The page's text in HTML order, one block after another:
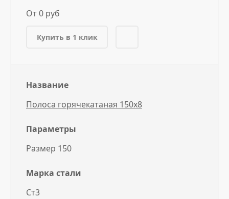
От 0 руб
Купить в 1 клик
Название
Полоса горячекатаная 150x8
Параметры
Размер 150
Марка стали
Ст3